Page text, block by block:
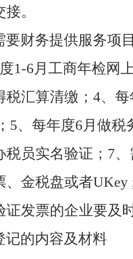
。
要财务提供服务项
1-6月工商年检网
税汇算清缴；4、
5、每年度6月做税
税员实名验证；7
、金税盘或者
证发票的企业要及
记的内容及材料